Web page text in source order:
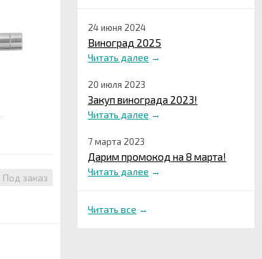
24 июня 2024
Виноград 2025
Читать далее →
20 июля 2023
Закуп винограда 2023!
Читать далее →
7 марта 2023
Дарим промокод на 8 марта!
Читать далее →
Читать все →
Под заказ